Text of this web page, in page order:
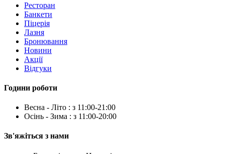
Ресторан
Банкети
Піцерія
Лазня
Бронювання
Новини
Акції
Відгуки
Години роботи
Весна - Літо : з 11:00-21:00
Осінь - Зима : з 11:00-20:00
Зв'яжіться з нами